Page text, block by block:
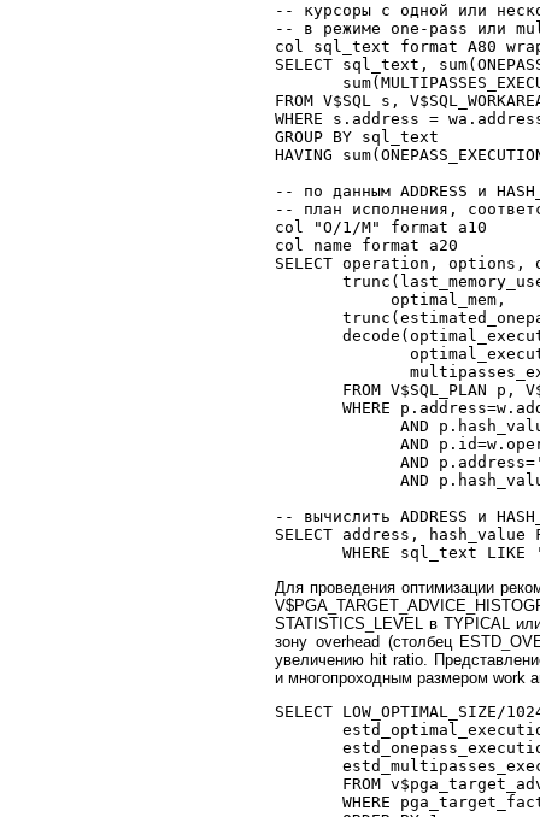
-- курсоры с одной или
-- в режиме one-pass или
col sql_text format A80
SELECT sql_text,
FROM V$SQL s,
WHERE s.address =
GROUP BY sql_text
HAVING
-- по данным ADDRESS и
-- план исполнения,
col "O/1/M" format a10
col name format a20
SELECT operation, options,
            optimal_mem,
FROM V$SQL_PLAN p,
WHERE
AND
AND
AND
AND
-- вычислить ADDRESS и
SELECT address, hash_value
Для проведения оптимизации
STATISTICS_LEVEL в TYPICAL
зону overhead (столбец
увеличению hit ratio.
и многопроходным размером work
SELECT
FROM
WHERE